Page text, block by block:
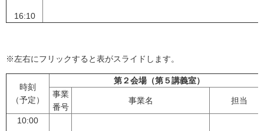
16:10
※左右にフリックすると表がスライドします。
時刻
（予定）
第２会場（第５講義室）
事業
番号
事業名 担当
10:00